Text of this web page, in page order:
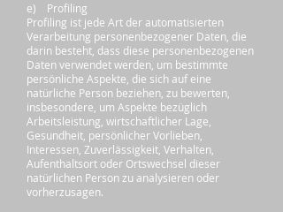
e) Profiling
Profiling ist jede Art der automatisierten
Verarbeitung personenbezogener Daten, die
darin besteht, dass diese personenbezogenen
Daten verwendet werden, um bestimmte
persönliche Aspekte, die sich auf eine
natürliche Person beziehen, zu bewerten,
insbesondere, um Aspekte bezüglich
Arbeitsleistung, wirtschaftlicher Lage,
Gesundheit, persönlicher Vorlieben,
Interessen, Zuverlässigkeit, Verhalten,
Aufenthaltsort oder Ortswechsel dieser
natürlichen Person zu analysieren oder
vorherzusagen.